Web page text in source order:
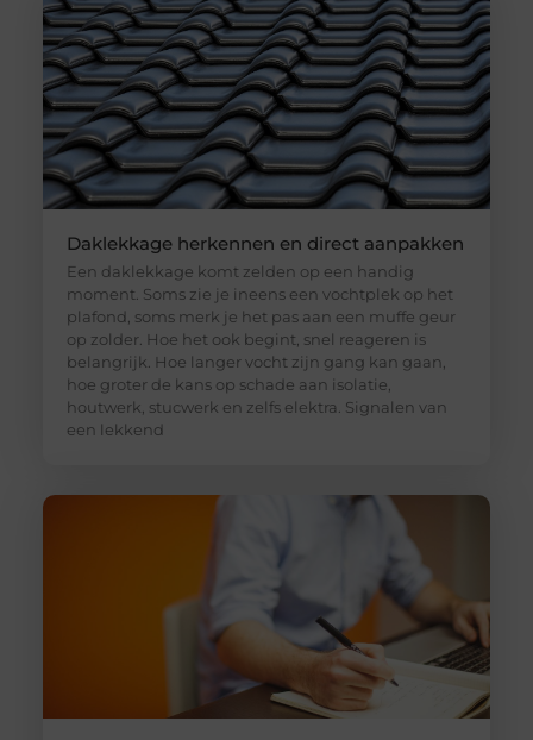
Daklekkage herkennen en direct aanpakken
Een daklekkage komt zelden op een handig
moment. Soms zie je ineens een vochtplek op het
plafond, soms merk je het pas aan een muffe geur
op zolder. Hoe het ook begint, snel reageren is
belangrijk. Hoe langer vocht zijn gang kan gaan,
hoe groter de kans op schade aan isolatie,
houtwerk, stucwerk en zelfs elektra. Signalen van
een lekkend